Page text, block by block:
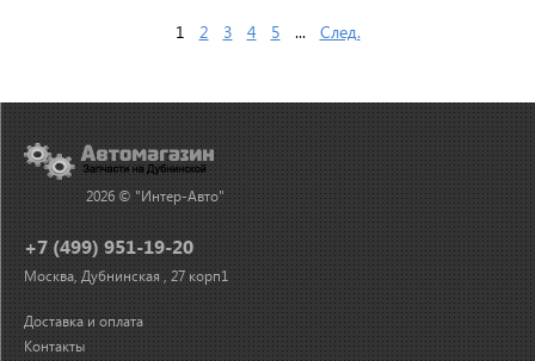
1 2 3 4 5 ... След.
2026 © "Интер-Авто"
+7 (499) 951-19-20
Москва, Дубнинская , 27 корп1
Доставка и оплата
Контакты